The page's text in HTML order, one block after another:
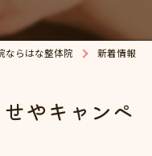
ならはな整体院 新着情報
やキャンペ